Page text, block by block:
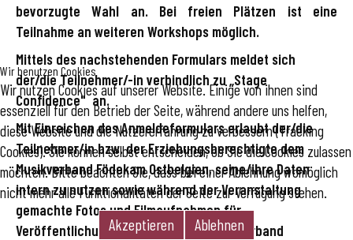
bevorzugte Wahl an. Bei freien Plätzen ist eine
Teilnahme an weiteren Workshops möglich.
Mittels des nachstehenden Formulars meldet sich
der/die Teilnehmer/-in verbindlich zu „Stage
Confidence" an.
Mit Einreichen des Anmeldeformulars erlaubt der/die
Teilnehmer/in bzw. der Erziehungsberechtigte dem
Musikverband Födekam Ostbelgien, seine/ihre Daten
intern zu nutzen sowie während der Veranstaltung
gemachte Fotos und Filmaufnahmen für
Veröffentlichungen zu verwenden. Der Verband
Wir benutzen Cookies
Wir nutzen Cookies auf unserer Website. Einige von ihnen sind
essenziell für den Betrieb der Seite, während andere uns helfen,
diese Website und die Nutzererfahrung zu verbessern (Tracking
Cookies). Sie können selbst entscheiden, ob Sie die Cookies zulassen
möchten. Bitte beachten Sie, dass bei einer Ablehnung womöglich
nicht mehr alle Funktionalitäten der Seite zur Verfügung stehen.
Akzeptieren Ablehnen